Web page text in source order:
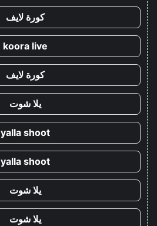
كورة لايف
koora live
كورة لايف
يلا شوت
yalla shoot
yalla shoot
يلا شوت
يلا شوت